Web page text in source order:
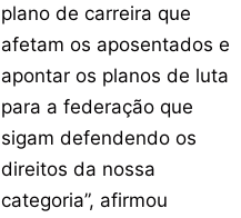
plano de carreira que
afetam os aposentados e
apontar os planos de luta
para a federação que
sigam defendendo os
direitos da nossa
categoria”, afirmou